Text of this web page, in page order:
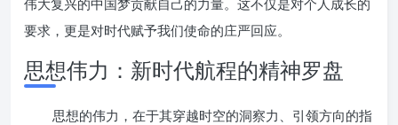
伟大复兴的中国梦贡献自己的力量。这不仅是对个人成长的
要求，更是对时代赋予我们使命的庄严回应。
思想伟力：新时代航程的精神罗盘
思想的伟力，在于其穿越时空的洞察力、引领方向的指